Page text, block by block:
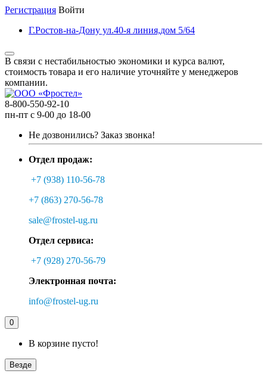
Регистрация Войти
Г.Ростов-на-Дону ул.40-я линия,дом 5/64
В связи с нестабильностью экономики и курса валют,
стоимость товара и его наличие уточняйте у менеджеров
компании.
8-800-550-92-10
пн-пт с 9-00 до 18-00
Не дозвонились? Заказ звонка!
Отдел продаж:
+7 (938) 110-56-78
+7 (863) 270-56-78
sale@frostel-ug.ru
Отдел сервиса:
+7 (928) 270-56-79
Электронная почта:
info@frostel-ug.ru
0
В корзине пусто!
Везде